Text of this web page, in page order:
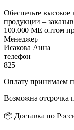
Обеспечьте высокое
продукции –
100.000 МЕ оптом
Менеджер
Исакова Анна
телефон
825
Оплату принимаем
Возможна отсрочка
📦 Доставка по